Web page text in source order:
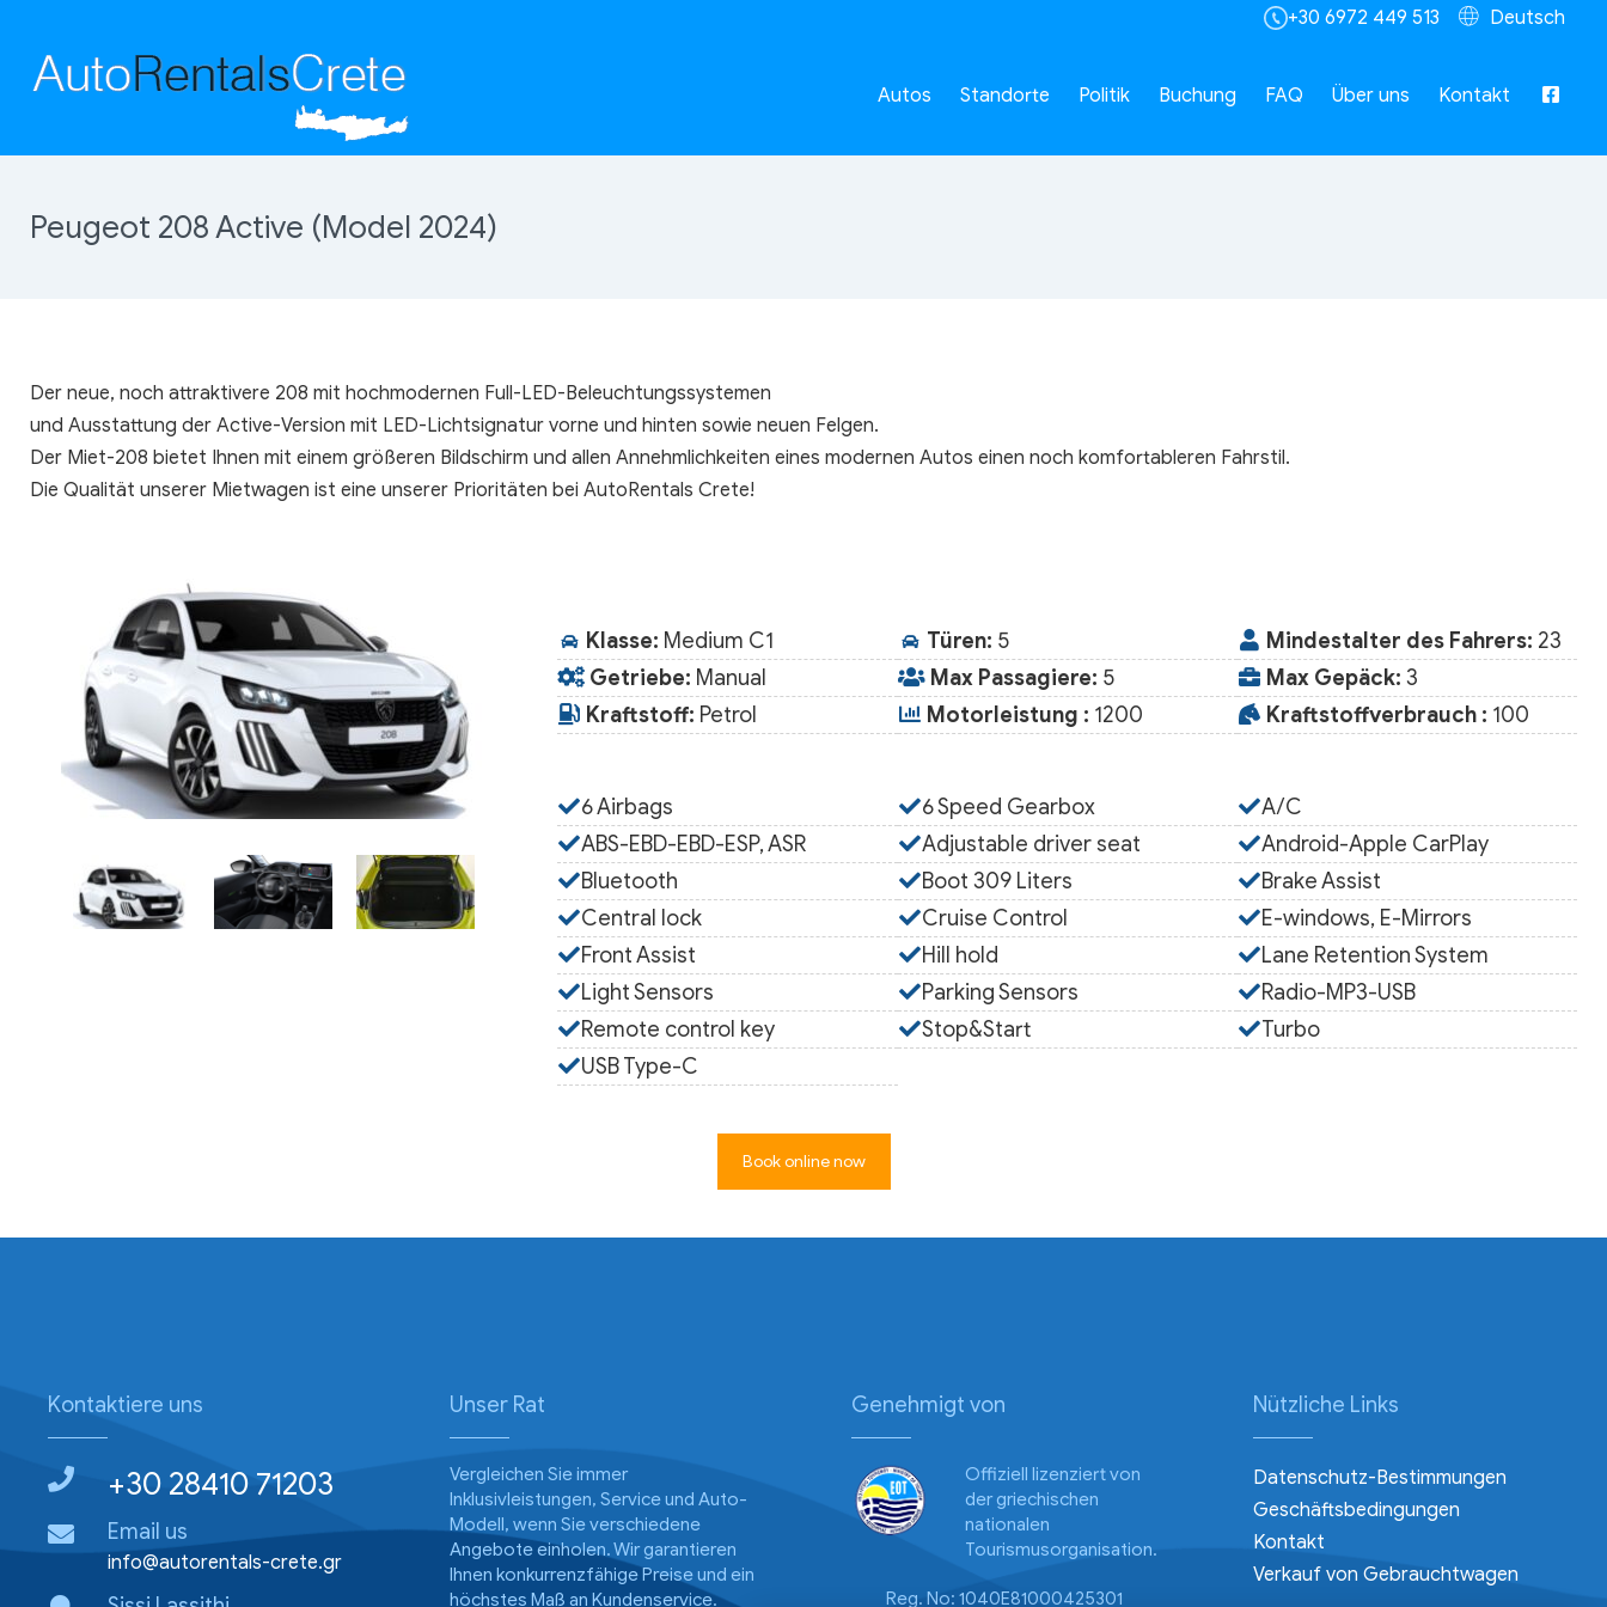
Deutsch
+30 6972 449 513
Autos Standorte Politik Buchung FAQ Über uns Kontakt
Peugeot 208 Active (Model 2024)
Der neue, noch attraktivere 208 mit hochmodernen Full-LED-Beleuchtungssystemen
und Ausstattung der Active-Version mit LED-Lichtsignatur vorne und hinten sowie neuen Felgen.
Der Miet-208 bietet Ihnen mit einem größeren Bildschirm und allen Annehmlichkeiten eines modernen Autos einen noch komfortableren Fahrstil.
Die Qualität unserer Mietwagen ist eine unserer Prioritäten bei AutoRentals Crete!
Klasse: Medium C1 Türen: 5 Mindestalter des Fahrers: 23
Getriebe: Manual Max Passagiere: 5 Max Gepäck: 3
Kraftstoff: Petrol Motorleistung : 1200 Kraftstoffverbrauch : 100
6 Airbags 6 Speed Gearbox
A/C
ABS-EBD-EBD-ESP, ASR
Adjustable driver seat
Android-Apple CarPlay
Bluetooth
Boot 309 Liters
Brake Assist
Central lock
Cruise Control
E-windows, E-Mirrors
Front Assist
Hill hold
Lane Retention System
Light Sensors
Parking Sensors
Radio-MP3-USB
Remote control key
Stop&Start
Turbo
USB Type-C
Book online now
Kontaktiere uns
+30 28410 71203
Email us
info@autorentals-crete.gr
Unser Rat
Vergleichen Sie immer
Inklusivleistungen, Service und Auto-
Modell, wenn Sie verschiedene
Angebote einholen. Wir garantieren
Ihnen konkurrenzfähige Preise und ein
höchstes Maß an Kundenservice.
Genehmigt von
Offiziell lizenziert von
der griechischen
nationalen
Tourismusorganisation.
Reg. No: 1040E81000425301
Nützliche Links
Datenschutz-Bestimmungen
Geschäftsbedingungen
Kontakt
Verkauf von Gebrauchtwagen